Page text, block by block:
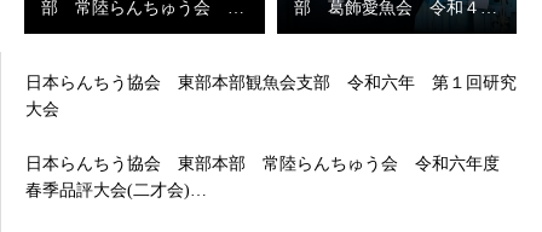
部 常陸らんちゅう会 … 部 葛飾愛魚会 令和４…
日本らんちう協会 東部本部観魚会支部 令和六年 第１回研究
大会
日本らんちう協会 東部本部 常陸らんちゅう会 令和六年度
春季品評大会(二才会)…